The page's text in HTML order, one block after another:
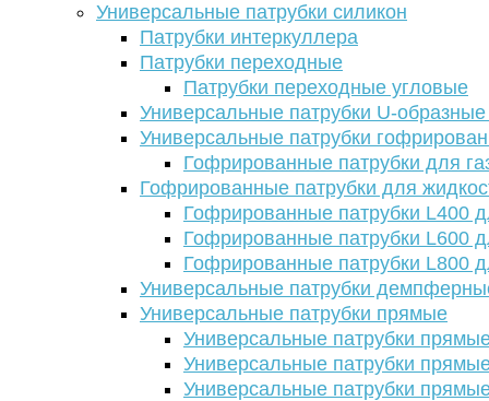
Универсальные патрубки силикон
Патрубки интеркуллера
Патрубки переходные
Патрубки переходные угловые
Универсальные патрубки U-
Универсальные патрубки
Гофрированные патрубки для
Гофрированные патрубки для
Гофрированные патрубки L400
Гофрированные патрубки L600
Гофрированные патрубки L800
Универсальные патрубки
Универсальные патрубки прямые
Универсальные патрубки
Универсальные патрубки
Универсальные патрубки